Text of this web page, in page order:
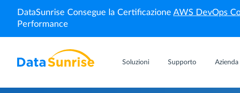
DataSunrise Consegue la Certificazione AWS DevOps
Performance
Soluzioni Supporto Azienda